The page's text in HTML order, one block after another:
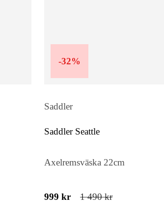
-32%
Saddler
Saddler Seattle
Axelremsväska 22cm
999 kr 1 490 kr